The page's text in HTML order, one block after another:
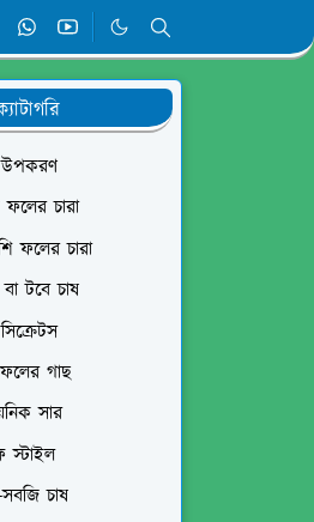
ফলের চারা
ফলের চারা
টবে চাষ
গাছ
সার
স্টাইল
চাষ